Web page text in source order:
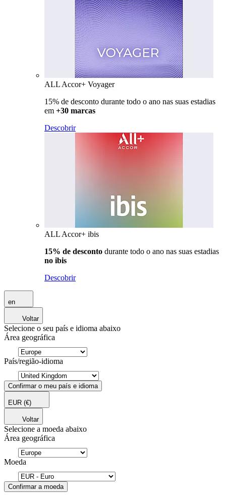
ALL Accor+ Voyager
15% de desconto durante todo o ano nas suas estadias
em +30 marcas
Descobrir
ALL Accor+ ibis
15% de desconto durante todo o ano nas suas estadias
no ibis
Descobrir
en
Voltar
Selecione o seu país e idioma abaixo
Área geográfica
País/região-idioma
Confirmar o meu país e idioma
EUR (€)
Voltar
Selecione a moeda abaixo
Área geográfica
Moeda
Confirmar a moeda